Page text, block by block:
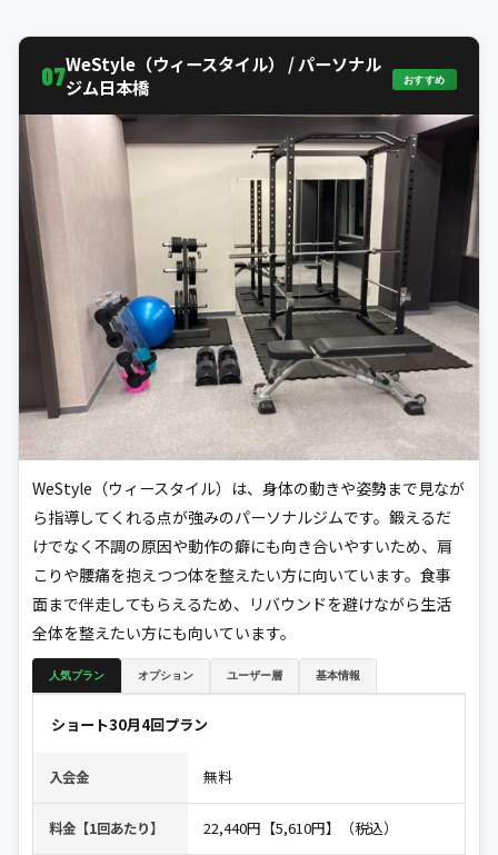
07WeStyle（ウィースタイル） / パーソナル
ジム日本橋
おすすめ
WeStyle（ウィースタイル）は、身体の動きや姿勢まで見なが
ら指導してくれる点が強みのパーソナルジムです。鍛えるだ
けでなく不調の原因や動作の癖にも向き合いやすいため、肩
こりや腰痛を抱えつつ体を整えたい方に向いています。食事
面まで伴走してもらえるため、リバウンドを避けながら生活
全体を整えたい方にも向いています。
人気プラン オプション ユーザー層 基本情報
ショート30月4回プラン
入会金 無料
料金【1回あたり】 22,440円【5,610円】（税込）